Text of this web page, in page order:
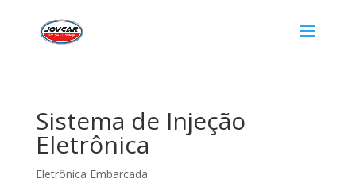
Sistema de Injeção
Eletrônica
Eletrônica Embarcada